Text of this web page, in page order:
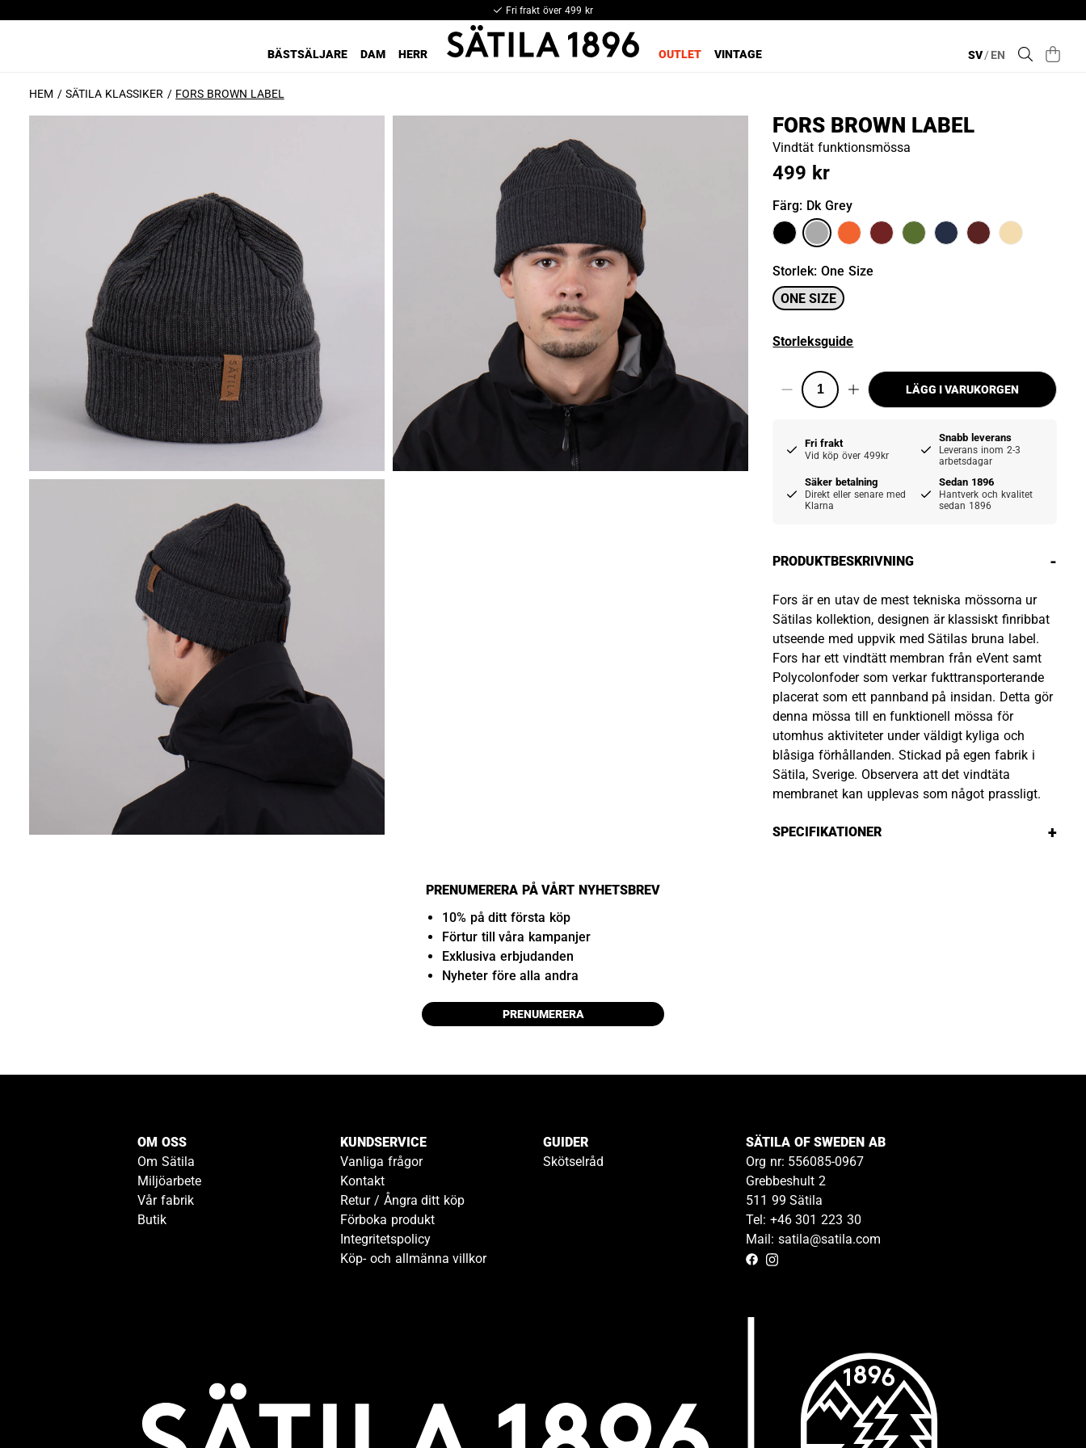
Fri frakt över 499 kr
BÄSTSÄLJARE DAM HERR OUTLET VINTAGE SV/EN
HEM SÄTILA KLASSIKER FORS BROWN LABEL
FORS BROWN LABEL
Vindtät funktionsmössa
499 kr
Färg: Dk Grey
Storlek:One Size
ONE SIZE
Storleksguide
LÄGG I VARUKORGEN
Fri frakt
Vid köp över 499kr
Snabb leverans
Leverans inom 2-3
arbetsdagar
Säker betalning
Direkt eller senare med
Klarna
Sedan 1896
Hantverk och kvalitet
sedan 1896
PRODUKTBESKRIVNING -
Fors är en utav de mest tekniska mössorna ur
Sätilas kollektion, designen är klassiskt finribbat
utseende med uppvik med Sätilas bruna label.
Fors har ett vindtätt membran från eVent samt
Polycolonfoder som verkar fukttransporterande
placerat som ett pannband på insidan. Detta gör
denna mössa till en funktionell mössa för
utomhus aktiviteter under väldigt kyliga och
blåsiga förhållanden. Stickad på egen fabrik i
Sätila, Sverige. Observera att det vindtäta
membranet kan upplevas som något prassligt.
SPECIFIKATIONER +
PRENUMERERA PÅ VÅRT NYHETSBREV
10% på ditt första köp
Förtur till våra kampanjer
Exklusiva erbjudanden
Nyheter före alla andra
PRENUMERERA
OM OSS
Om Sätila
Miljöarbete
Vår fabrik
Butik
KUNDSERVICE
Vanliga frågor
Kontakt
Retur / Ångra ditt köp
Förboka produkt
Integritetspolicy
Köp- och allmänna villkor
GUIDER
Skötselråd
SÄTILA OF SWEDEN AB
Org nr: 556085-0967
Grebbeshult 2
511 99 Sätila
Tel: +46 301 223 30
Mail: satila@satila.com